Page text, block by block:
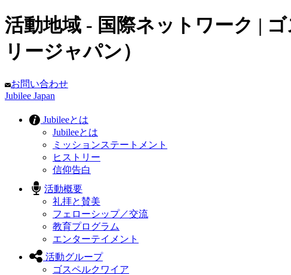
活動地域 - 国際ネットワーク |
リージャパン）
お問い合わせ
Jubilee Japan
Jubileeとは
Jubileeとは
ミッションステートメント
ヒストリー
信仰告白
活動概要
礼拝と賛美
フェローシップ／交流
教育プログラム
エンターテイメント
活動グループ
ゴスペルクワイア